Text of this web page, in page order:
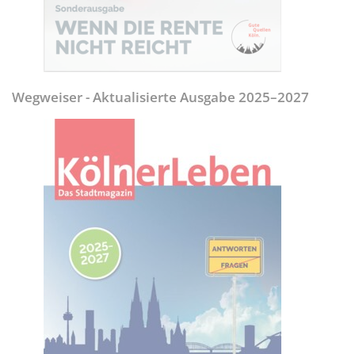
Wegweiser - Aktualisierte Ausgabe 2025–2027